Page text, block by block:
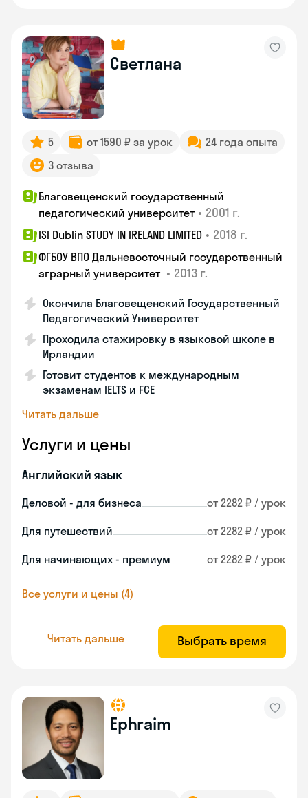
Светлана
5 от 1590 ₽ за урок
24 года опыта
3 отзыва
Благовещенский государственный
педагогический университет • 2001 г.
ISI Dublin STUDY IN IRELAND LIMITED • 2018 г.
ФГБОУ ВПО Дальневосточный государственный
аграрный университет • 2013 г.
Окончила Благовещенский Государственный
Педагогический Университет
Проходила стажировку в языковой школе в
Ирландии
Готовит студентов к международным
экзаменам IELTS и FCE
Читать дальше
Услуги и цены
Английский язык
Деловой - для бизнеса от 2282 ₽ / урок
Для путешествий от 2282 ₽ / урок
Для начинающих - премиум от 2282 ₽ / урок
Все услуги и цены (4)
Читать дальше Выбрать время
Ephraim